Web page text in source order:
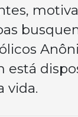
está
vida.